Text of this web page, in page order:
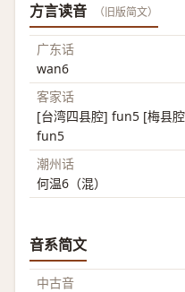
方言读音 （旧版简文）
广东话
wan6
客家话
[台湾四县腔] fun5 [梅县
fun5
潮州话
何温6（混）
音系简文
中古音